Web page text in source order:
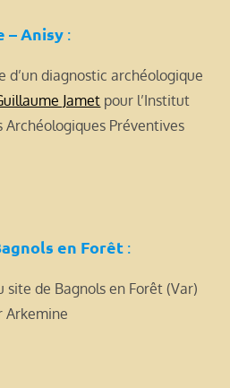
– Anisy :
d’un diagnostic archéologique
Jamet pour l’Institut
Archéologiques Préventives
en Forêt :
site de Bagnols en Forêt (Var)
Arkemine